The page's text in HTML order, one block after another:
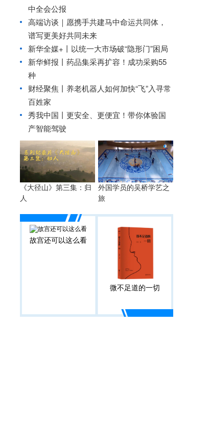
中全会公报
高端访谈｜愿携手共建马中命运共同体，
谱写更美好共同未来
新华全媒+丨
以统一大市场破“隐形门”困局
新华鲜报丨药品集采再扩容！成功采购55
种
财经聚焦丨养老机器人如何加快“飞”入寻常
百姓家
秀我中国丨 更安全、更便宜！带你体验国
产智能驾驶
《大径山》第三集：归
人
外国学员的吴桥学艺之
旅
故宫还可以这么看
微不足道的一切